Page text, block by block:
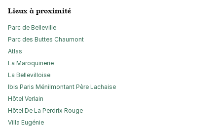
Lieux à proximité
Parc de Belleville
Parc des Buttes Chaumont
Atlas
La Maroquinerie
La Bellevilloise
Ibis Paris Ménilmontant Père Lachaise
Hôtel Verlain
Hôtel De La Perdrix Rouge
Villa Eugénie